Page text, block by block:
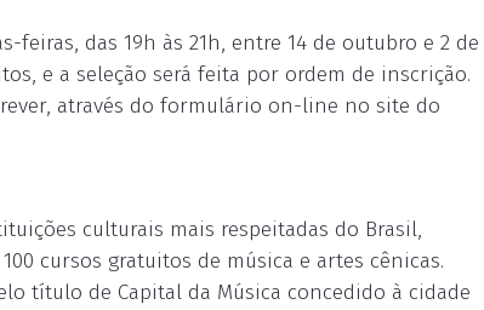
feiras, das 19h às 21h, entre 14 de outubro e 2 de
e a seleção será feita por ordem de inscrição.
através do formulário on-line no site do
culturais mais respeitadas do Brasil,
cursos gratuitos de música e artes cênicas.
título de Capital da Música concedido à cidade